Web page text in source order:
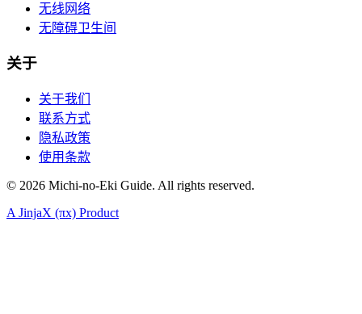
无线网络
无障碍卫生间
关于
关于我们
联系方式
隐私政策
使用条款
© 2026 Michi-no-Eki Guide. All rights reserved.
A JinjaX (πx) Product